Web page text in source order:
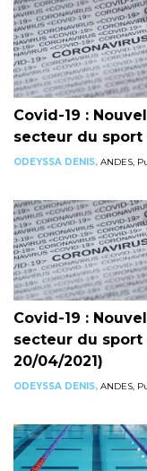
Covid-19 :
secteur du sport
ODEYSSA DENIS, ANDES,
Covid-19 :
secteur du sport
20/04/2021)
ODEYSSA DENIS, ANDES,